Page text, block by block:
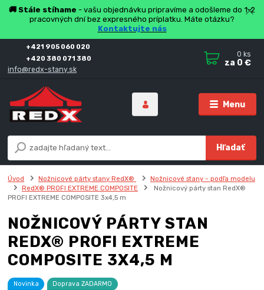
🚚 Stále stíhame - vašu objednávku pripravíme a odošleme do 1-2
pracovných dní bez expresného príplatku. Máte otázku?
Kontaktujte nás
Menu
Hľadať
+421 905 060 020
+420 380 071 380
info@redx-stany.sk
0 ks
za 0 €
Úvod Nožnicové párty stany RedX®
Nožnicové stany - podľa modelu
RedX® PROFI EXTREME COMPOSITE
Nožnicový párty stan RedX®
PROFI EXTREME COMPOSITE 3x4,5 m
NOŽNICOVÝ PÁRTY STAN
REDX® PROFI EXTREME
COMPOSITE 3X4,5 M
Novinka Doprava ZADARMO